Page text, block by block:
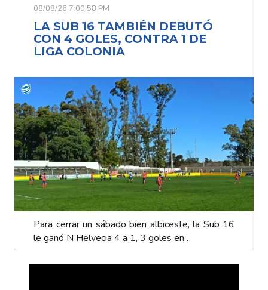
08/08/26 7:00:58 PM
LA SUB 16 TAMBIÉN DEBUTÓ
CON 4 GOLES, CONTRA 1 DE
LIGA COLONIA
Para cerrar un sábado bien albiceste, la Sub 16
le ganó N Helvecia 4 a 1, 3 goles en…